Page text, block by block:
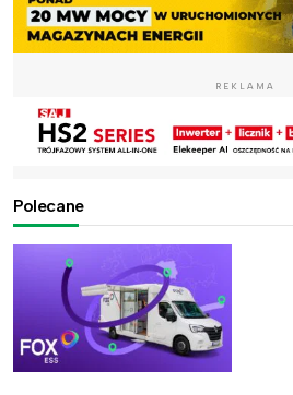
REKLAMA
Polecane